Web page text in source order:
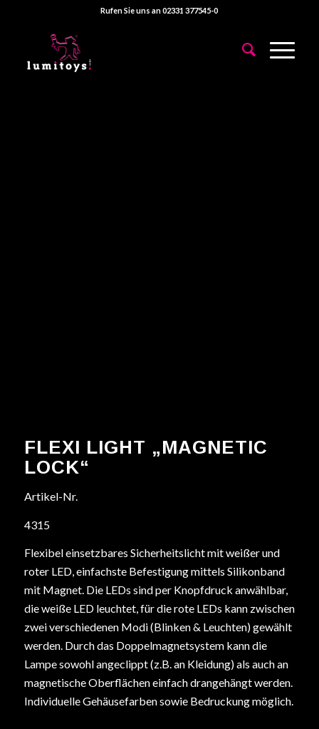
Rufen Sie uns an 02331 377545-0
FLEXI LIGHT „MAGNETIC
LOCK“
Artikel-Nr.
4315
Flexibel einsetzbares Sicherheitslicht mit weißer und
roter LED, einfachste Befestigung mittels Silikonband
mit Magnet. Die LEDs sind per Knopfdruck anwählbar,
die weiße LED leuchtet, für die rote LEDs kann zwischen
zwei verschiedenen Modi (Blinken & Leuchten) gewählt
werden. Durch das Doppelmagnetsystem kann die
Lampe sowohl angeclippt (z.B. an Kleidung) als auch an
magnetische Oberflächen einfach drangehängt werden.
Individuelle Gehäusefarben sowie Bedruckung möglich.